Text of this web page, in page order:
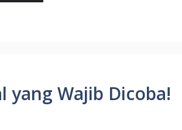
yang Wajib Dicoba!